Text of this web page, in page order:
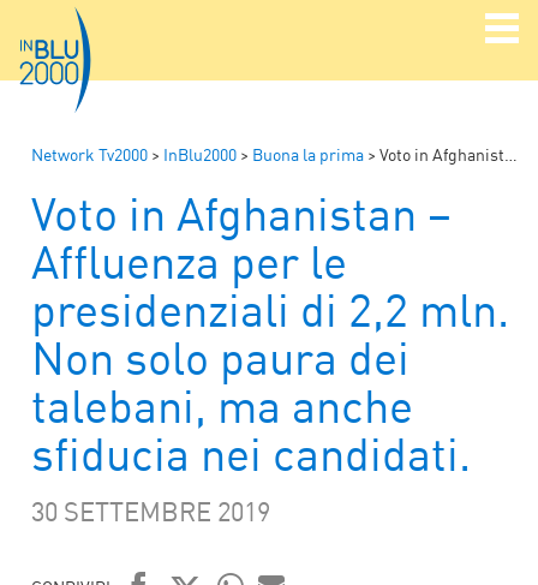
Network Tv2000 > InBlu2000 > Buona la prima > Voto in Afghanistan – Affluenza per le presidenziali di 2,2 mln. Non solo paura dei talebani, ma anche sfiducia nei candidati.
Voto in Afghanistan –
Affluenza per le
presidenziali di 2,2 mln.
Non solo paura dei
talebani, ma anche
sfiducia nei candidati.
30 SETTEMBRE 2019